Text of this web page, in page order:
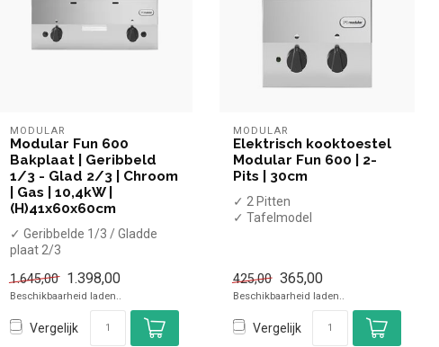
MODULAR
Modular Fun 600
Bakplaat | Geribbeld
1/3 - Glad 2/3 | Chroom
| Gas | 10,4kW |
(H)41x60x60cm
✓ Geribbelde 1/3 / Gladde
plaat 2/3
✓ Tafelmodel
✓ 10,4 kW vermogen
1.645,00 1.398,00
Beschikbaarheid laden..
Vergelijk
MODULAR
Elektrisch kooktoestel
Modular Fun 600 | 2-
Pits | 30cm
✓ 2 Pitten
✓ Tafelmodel
425,00 365,00
Beschikbaarheid laden..
Vergelijk